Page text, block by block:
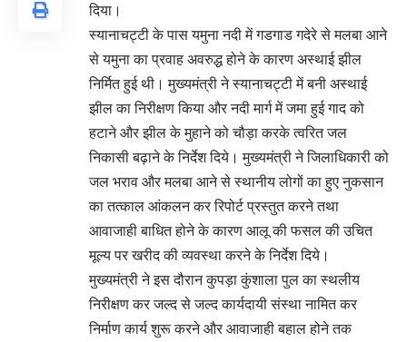
दिया।
स्यानाचट्टी के पास यमुना नदी में गडगाड गदेरे से मलबा आने
से यमुना का प्रवाह अवरुद्ध होने के कारण अस्थाई झील
निर्मित हुई थी। मुख्यमंत्री ने स्यानाचट्टी में बनी अस्थाई
झील का निरीक्षण किया और नदी मार्ग में जमा हुई गाद को
हटाने और झील के मुहाने को चौड़ा करके त्वरित जल
निकासी बढ़ाने के निर्देश दिये। मुख्यमंत्री ने जिलाधिकारी को
जल भराव और मलबा आने से स्थानीय लोगों का हुए नुकसान
का तत्काल आंकलन कर रिपोर्ट प्रस्तुत करने तथा
आवाजाही बाधित होने के कारण आलू की फसल की उचित
मूल्य पर खरीद की व्यवस्था करने के निर्देश दिये।
मुख्यमंत्री ने इस दौरान कुपड़ा कुंशाला पुल का स्थलीय
निरीक्षण कर जल्द से जल्द कार्यदायी संस्था नामित कर
निर्माण कार्य शुरू करने और आवाजाही बहाल होने तक